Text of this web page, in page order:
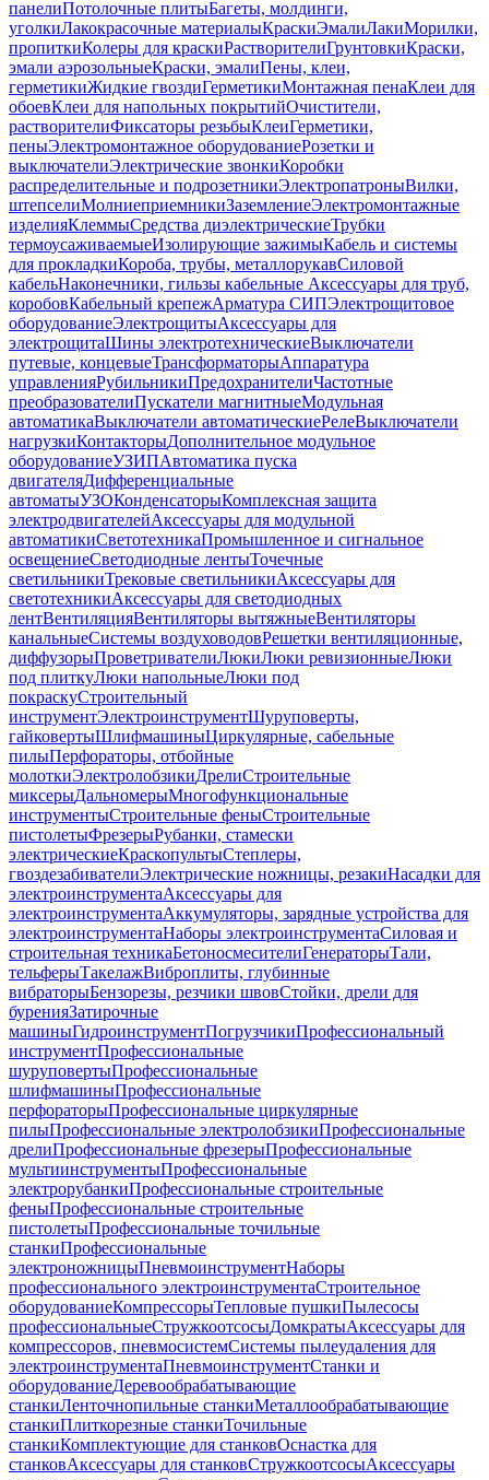
панелиПотолочные плитыБагеты, молдинги,
уголкиЛакокрасочные материалыКраскиЭмалиЛакиМорилки,
пропиткиКолеры для краскиРастворителиГрунтовкиКраски,
эмали аэрозольныеКраски, эмалиПены, клеи,
герметикиЖидкие гвоздиГерметикиМонтажная пенаКлеи для
обоевКлеи для напольных покрытийОчистители,
растворителиФиксаторы резьбыКлеиГерметики,
пеныЭлектромонтажное оборудованиеРозетки и
выключателиЭлектрические звонкиКоробки
распределительные и подрозетникиЭлектропатроныВилки,
штепселиМолниеприемникиЗаземлениеЭлектромонтажные
изделияКлеммыСредства диэлектрическиеТрубки
термоусаживаемыеИзолирующие зажимыКабель и системы
для прокладкиКороба, трубы, металлорукавСиловой
кабельНаконечники, гильзы кабельные Аксессуары для труб,
коробовКабельный крепежАрматура СИПЭлектрощитовое
оборудованиеЭлектрощитыАксессуары для
электрощитаШины электротехническиеВыключатели
путевые, концевыеТрансформаторыАппаратура
управленияРубильникиПредохранителиЧастотные
преобразователиПускатели магнитныеМодульная
автоматикаВыключатели автоматическиеРелеВыключатели
нагрузкиКонтакторыДополнительное модульное
оборудованиеУЗИПАвтоматика пуска
двигателяДифференциальные
автоматыУЗОКонденсаторыКомплексная защита
электродвигателейАксессуары для модульной
автоматикиСветотехникаПромышленное и сигнальное
освещениеСветодиодные лентыТочечные
светильникиТрековые светильникиАксессуары для
светотехникиАксессуары для светодиодных
лентВентиляцияВентиляторы вытяжныеВентиляторы
канальныеСистемы воздуховодовРешетки вентиляционные,
диффузорыПроветривателиЛюкиЛюки ревизионныеЛюки
под плиткуЛюки напольныеЛюки под
покраскуСтроительный
инструментЭлектроинструментШуруповерты,
гайковертыШлифмашиныЦиркулярные, сабельные
пилыПерфораторы, отбойные
молоткиЭлектролобзикиДрелиСтроительные
миксерыДальномерыМногофункциональные
инструментыСтроительные феныСтроительные
пистолетыФрезерыРубанки, стамески
электрическиеКраскопультыСтеплеры,
гвоздезабивателиЭлектрические ножницы, резакиНасадки для
электроинструментаАксессуары для
электроинструментаАккумуляторы, зарядные устройства для
электроинструментаНаборы электроинструментаСиловая и
строительная техникаБетоносмесителиГенераторыТали,
тельферыТакелажВиброплиты, глубинные
вибраторыБензорезы, резчики швовСтойки, дрели для
буренияЗатирочные
машиныГидроинструментПогрузчикиПрофессиональный
инструментПрофессиональные
шуруповертыПрофессиональные
шлифмашиныПрофессиональные
перфораторыПрофессиональные циркулярные
пилыПрофессиональные электролобзикиПрофессиональные
дрелиПрофессиональные фрезерыПрофессиональные
мультиинструментыПрофессиональные
электрорубанкиПрофессиональные строительные
феныПрофессиональные строительные
пистолетыПрофессиональные точильные
станкиПрофессиональные
электроножницыПневмоинструментНаборы
профессионального электроинструментаСтроительное
оборудованиеКомпрессорыТепловые пушкиПылесосы
профессиональныеСтружкоотсосыДомкратыАксессуары для
компрессоров, пневмосистемСистемы пылеудаления для
электроинструментаПневмоинструментСтанки и
оборудованиеДеревообрабатывающие
станкиЛенточнопильные станкиМеталлообрабатывающие
станкиПлиткорезные станкиТочильные
станкиКомплектующие для станковОснастка для
станковАксессуары для станковСтружкоотсосыАксессуары